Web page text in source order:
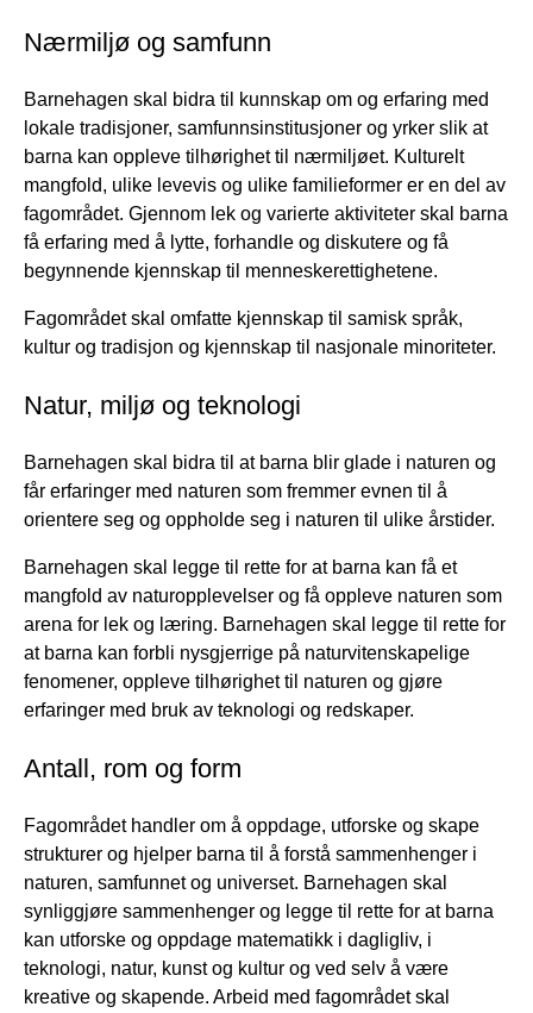
Nærmiljø og samfunn
Barnehagen skal bidra til kunnskap om og erfaring med
lokale tradisjoner, samfunnsinstitusjoner og yrker slik at
barna kan oppleve tilhørighet til nærmiljøet. Kulturelt
mangfold, ulike levevis og ulike familieformer er en del av
fagområdet. Gjennom lek og varierte aktiviteter skal barna
få erfaring med å lytte, forhandle og diskutere og få
begynnende kjennskap til menneskerettighetene.
Fagområdet skal omfatte kjennskap til samisk språk,
kultur og tradisjon og kjennskap til nasjonale minoriteter.
Natur, miljø og teknologi
Barnehagen skal bidra til at barna blir glade i naturen og
får erfaringer med naturen som fremmer evnen til å
orientere seg og oppholde seg i naturen til ulike årstider.
Barnehagen skal legge til rette for at barna kan få et
mangfold av naturopplevelser og få oppleve naturen som
arena for lek og læring. Barnehagen skal legge til rette for
at barna kan forbli nysgjerrige på naturvitenskapelige
fenomener, oppleve tilhørighet til naturen og gjøre
erfaringer med bruk av teknologi og redskaper.
Antall, rom og form
Fagområdet handler om å oppdage, utforske og skape
strukturer og hjelper barna til å forstå sammenhenger i
naturen, samfunnet og universet. Barnehagen skal
synliggjøre sammenhenger og legge til rette for at barna
kan utforske og oppdage matematikk i dagligliv, i
teknologi, natur, kunst og kultur og ved selv å være
kreative og skapende. Arbeid med fagområdet skal